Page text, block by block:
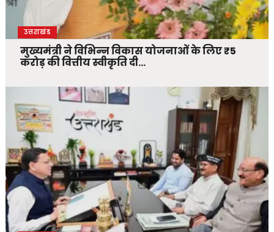
उत्तराखंड
मुख्यमंत्री ने विभिन्न विकास योजनाओं के लिए ₹5
करोड़ की वित्तीय स्वीकृति दी…